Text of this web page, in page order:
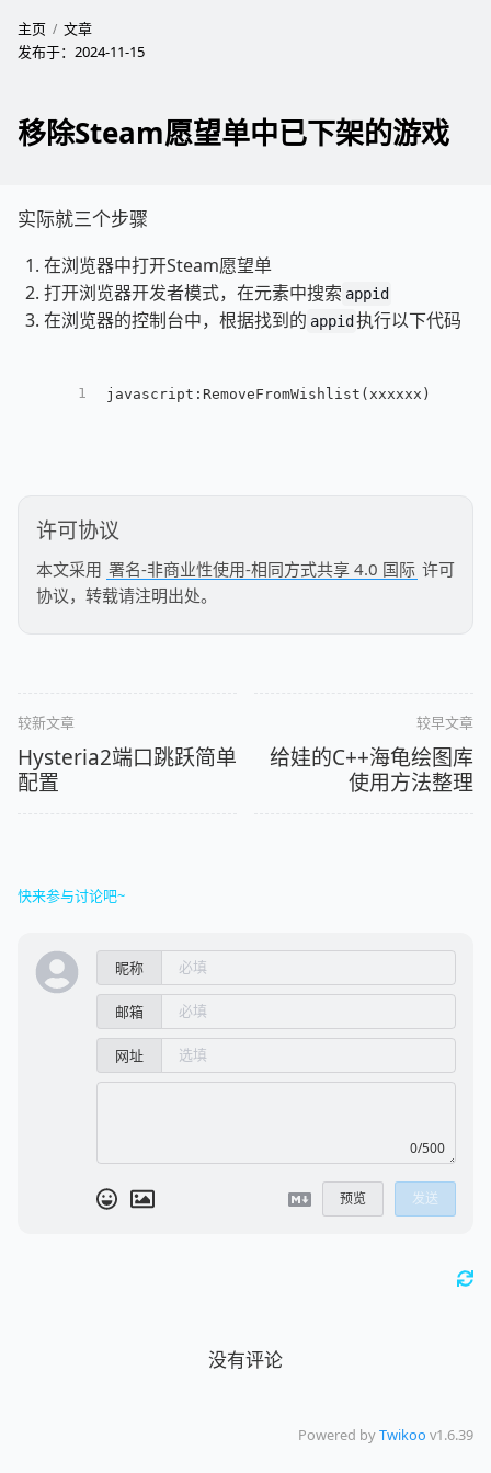
主页
文章
发布于： 2024-11-15
移除Steam愿望单中已下架的游戏
实际就三个步骤
在浏览器中打开Steam愿望单
打开浏览器开发者模式，在元素中搜索 appid
在浏览器的控制台中，根据找到的 appid 执行以下代码
1 javascript:RemoveFromWishlist(xxxxxx);
许可协议
本文采用 署名-非商业性使用-相同方式共享 4.0 国际 许可
协议，转载请注明出处。
较新文章
Hysteria2端口跳跃简单
配置
较早文章
给娃的C++海龟绘图库
使用方法整理
快来参与讨论吧~
昵称
邮箱
网址
0/500
预览 发送
没有评论
Powered byTwikoo v1.6.39